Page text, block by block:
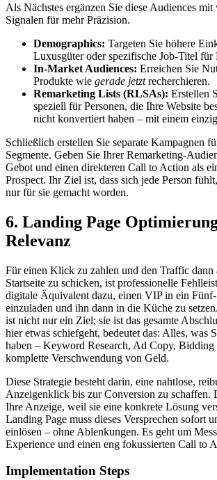
Als Nächstes ergänzen Sie diese Audiences
Signalen für mehr Präzision.
Demographics: Targeten Sie höhere
Luxusgüter oder spezifische Job-Titel
In-Market Audiences: Erreichen Sie
Produkte wie gerade jetztrecherchieren.
Remarketing Lists (RLSAs): Erstellen
speziell für Personen, die Ihre Website
nicht konvertiert haben – mit einem
Schließlich erstellen Sie separate Kampagnen
Segmente. Geben Sie Ihrer Remarketing-
Gebot und einen direkteren Call to Action als
Prospect. Ihr Ziel ist, dass sich jede Person
nur für sie gemacht worden.
6. Landing Page
Relevanz
Für einen Klick zu zahlen und den Traffic dann
Startseite zu schicken, ist professionelle
digitale Äquivalent dazu, einen VIP in ein Fünf-
einzuladen und ihn dann in die Küche zu
ist nicht nur ein Ziel; sie ist das gesamte
hier etwas schiefgeht, bedeutet das: Alles, was
haben – Keyword Research, Ad Copy, Bidding
komplette Verschwendung von Geld.
Diese Strategie besteht darin, eine nahtlose,
Anzeigenklick bis zur Conversion zu schaffen.
Ihre Anzeige, weil sie eine konkrete Lösung
Landing Page muss dieses Versprechen sofort
einlösen – ohne Ablenkungen. Es geht um
Experience und einen eng fokussierten Call to
Implementation Steps